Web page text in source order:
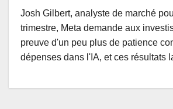
Josh Gilbert, analyste de marché
trimestre, Meta demande aux
preuve d'un peu plus de patience
dépenses dans l'IA, et ces résultats